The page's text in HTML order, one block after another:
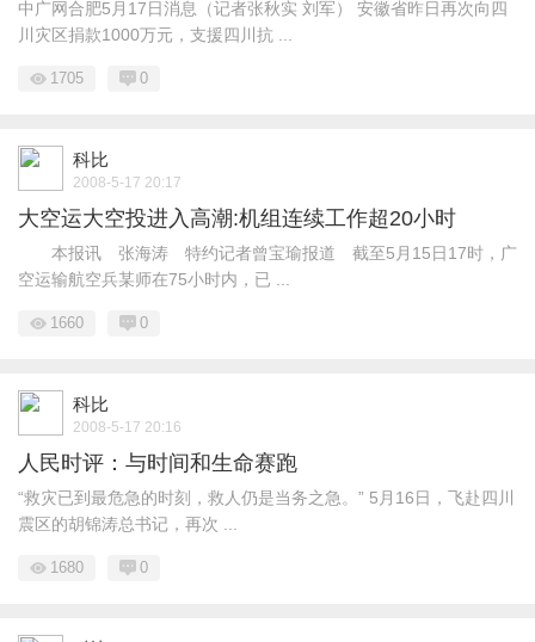
中广网合肥5月17日消息（记者张秋实 刘军） 安徽省昨日再次向四
川灾区捐款1000万元，支援四川抗 ...
1705 0
科比
2008-5-17 20:17
大空运大空投进入高潮:机组连续工作超20小时
本报讯 张海涛 特约记者曾宝瑜报道 截至5月15日17时，广
空运输航空兵某师在75小时内，已 ...
1660 0
科比
2008-5-17 20:16
人民时评：与时间和生命赛跑
“救灾已到最危急的时刻，救人仍是当务之急。” 5月16日，飞赴四川
震区的胡锦涛总书记，再次 ...
1680 0